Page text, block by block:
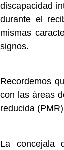
discapacidad
durante el
mismas
signos.
Recordemos
con las áreas
reducida
La concejala